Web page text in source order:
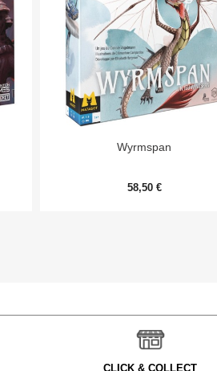
Aperçu rapide
Wyrmspan
58,50 €
CLICK & COLLECT